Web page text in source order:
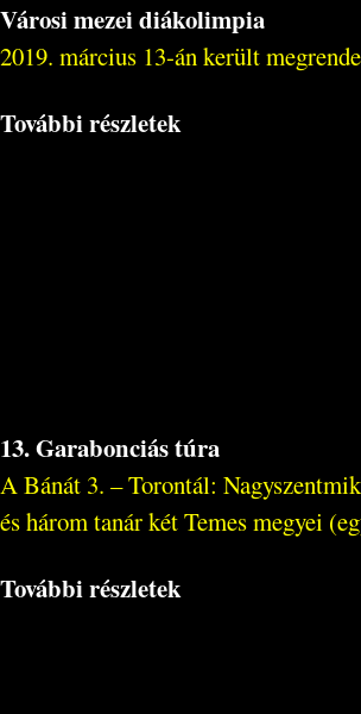
Városi mezei diákolimpia
2019. március 13-án került
További részletek
13. Garabonciás túra
A Bánát 3. – Torontál:
és három tanár két Temes megyei
További részletek